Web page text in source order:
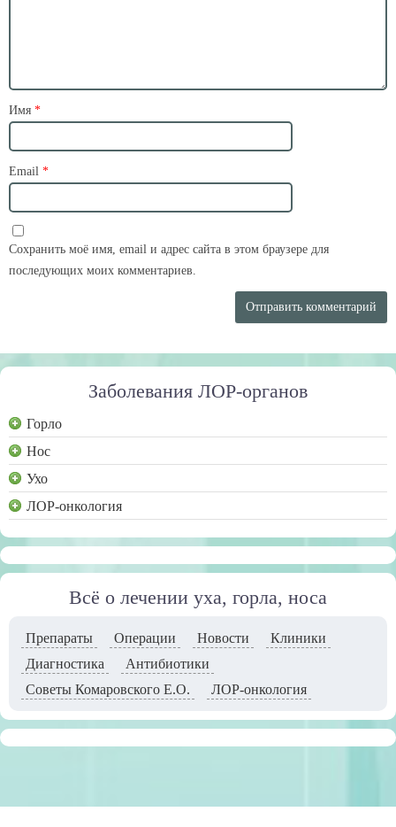
Имя *
Email *
Сохранить моё имя, email и адрес сайта в этом браузере для
последующих моих комментариев.
Заболевания ЛОР-органов
Горло
Нос
Ухо
ЛОР-онкология
Всё о лечении уха, горла, носа
Препараты Операции Новости
Клиники
Диагностика
Антибиотики
Советы Комаровского Е.О.
ЛОР-онкология